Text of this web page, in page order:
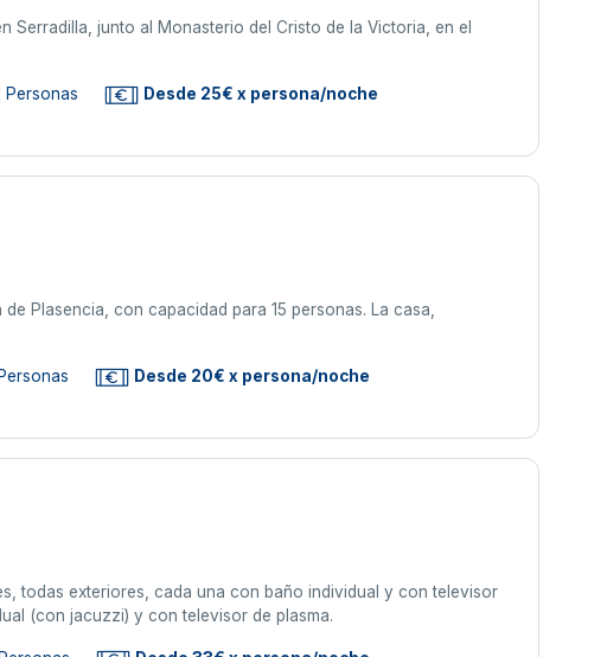
Serradilla, junto al Monasterio del Cristo de la Victoria, en el
Personas Desde 25€ x persona/noche
Plasencia, con capacidad para 15 personas. La casa,
Desde 20€ x persona/noche
todas exteriores, cada una con baño individual y con televisor
(con jacuzzi) y con televisor de plasma.